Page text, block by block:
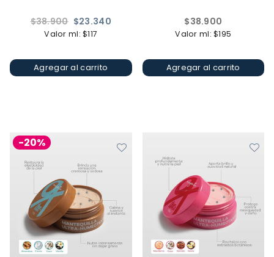
Precio
habitual
$38.900 $23.340
Valor ml: $117
Agregar al carrito
Precio
habitual
$38.900
Valor ml: $195
Agregar al carrito
-20%